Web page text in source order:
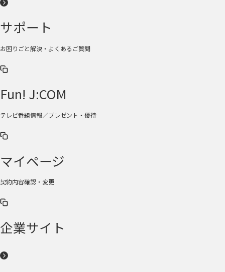
サポート
お困りごと解決・よくあるご質問
Fun! J:COM
テレビ番組情報／プレゼント・優待
マイページ
契約内容確認・変更
企業サイト